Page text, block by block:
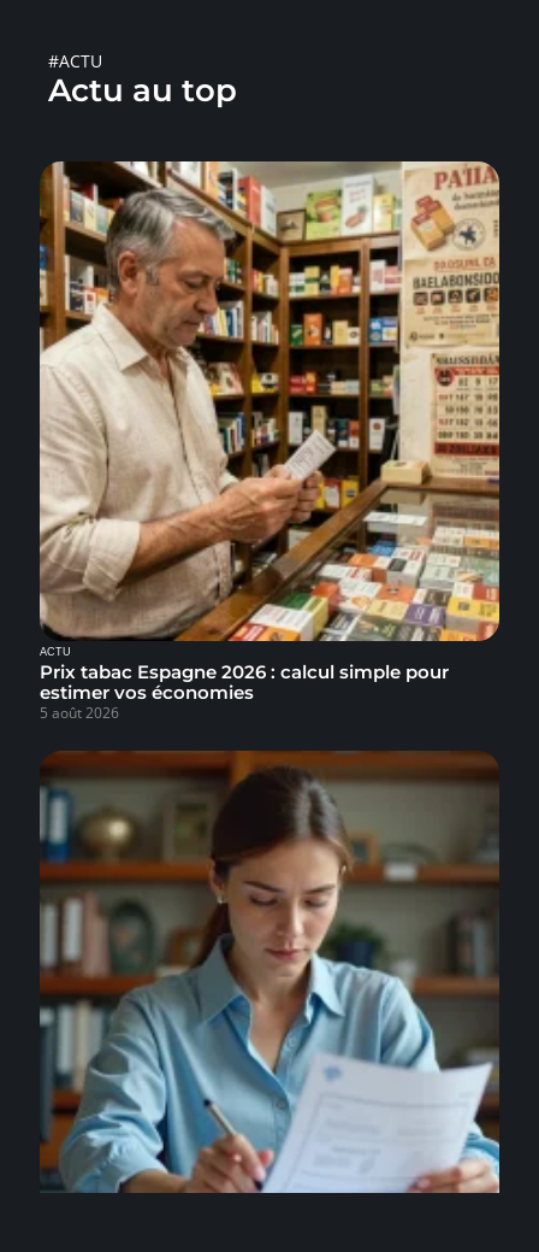
#ACTU
Actu au top
ACTU
Prix tabac Espagne 2026 : calcul simple pour
estimer vos économies
5 août 2026